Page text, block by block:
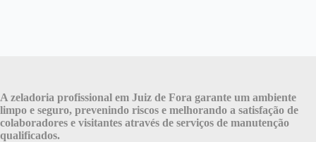
A zeladoria profissional em Juiz de Fora garante um ambiente
limpo e seguro, prevenindo riscos e melhorando a satisfação de
colaboradores e visitantes através de serviços de manutenção
qualificados.